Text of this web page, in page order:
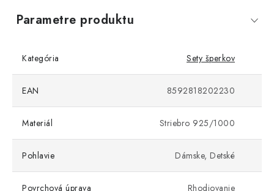
Parametre produktu
Kategória Sety šperkov
EAN 8592818202230
Materiál Striebro 925/1000
Pohlavie Dámske, Detské
Povrchová úprava Rhodiovanie